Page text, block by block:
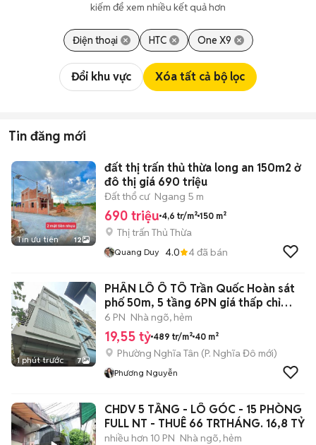
kiếm để xem nhiều kết quả hơn
Điện thoại HTC One X9
Đổi khu vực Xóa tất cả bộ lọc
Tin đăng mới
Tin ưu tiên 12
đất thị trấn thủ thừa long an 150m2 ở
đô thị giá 690 triệu
Đất thổ cư Ngang 5 m
690 triệu 4,6 tr/m² 150 m²
Thị trấn Thủ Thừa
Quang Duy 4.0 4đã bán
1 phút trước 7
PHÂN LÔ Ô TÔ Trần Quốc Hoàn sát
phố 50m, 5 tầng 6PN giá thấp chỉ
19+tỷ
6 PN Nhà ngõ, hẻm
19,55 tỷ 489 tr/m² 40 m²
Phường Nghĩa Tân (P. Nghĩa Đô mới)
Phương Nguyễn
CHDV 5 TẦNG - LÔ GÓC - 15 PHÒNG
FULL NT - THUÊ 66 TRTHÁNG. 16,8 TỶ
nhiều hơn 10 PN Nhà ngõ, hẻm